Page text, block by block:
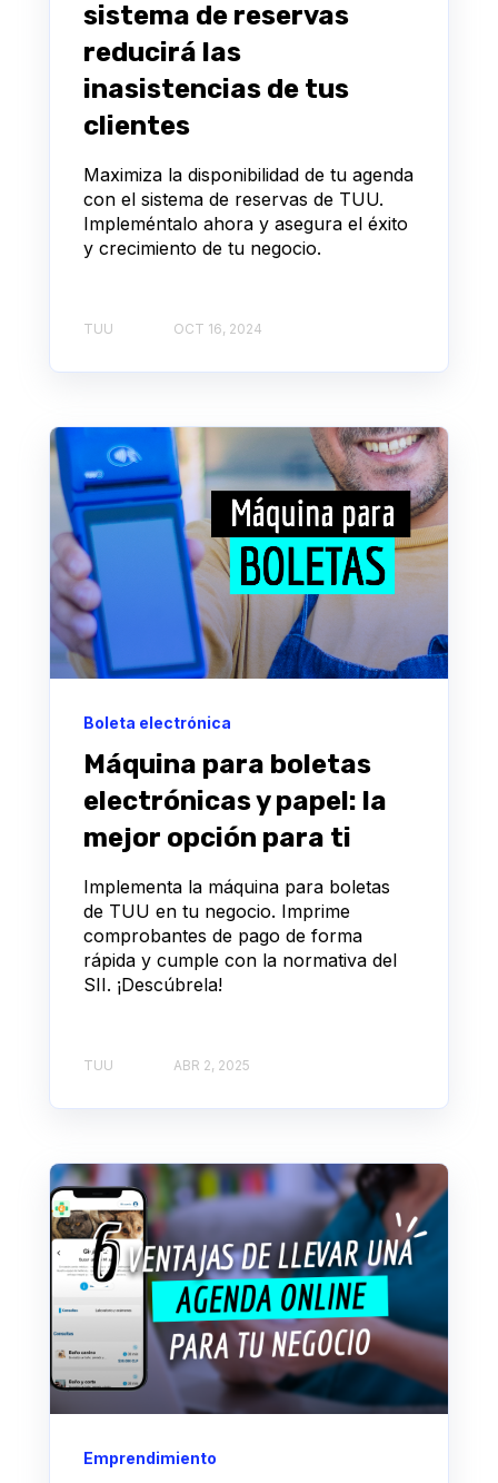
sistema de reservas
reducirá las
inasistencias de tus
clientes
Maximiza la disponibilidad de tu agenda
con el sistema de reservas de TUU.
Impleméntalo ahora y asegura el éxito
y crecimiento de tu negocio.
TUU OCT 16, 2024
Boleta electrónica
Máquina para boletas
electrónicas y papel: la
mejor opción para ti
Implementa la máquina para boletas
de TUU en tu negocio. Imprime
comprobantes de pago de forma
rápida y cumple con la normativa del
SII. ¡Descúbrela!
TUU ABR 2, 2025
Emprendimiento